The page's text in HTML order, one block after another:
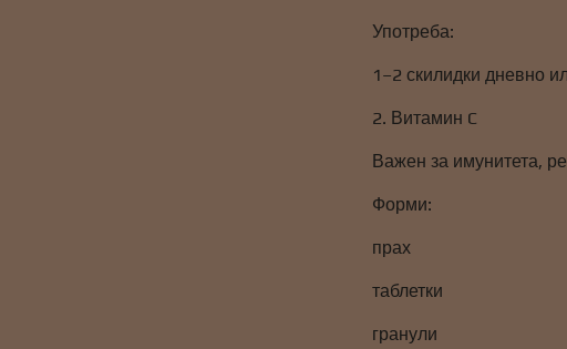
Употреба:
1–2 скилидки дневно
2. Витамин C
Важен за имунитета,
Форми:
прах
таблетки
гранули